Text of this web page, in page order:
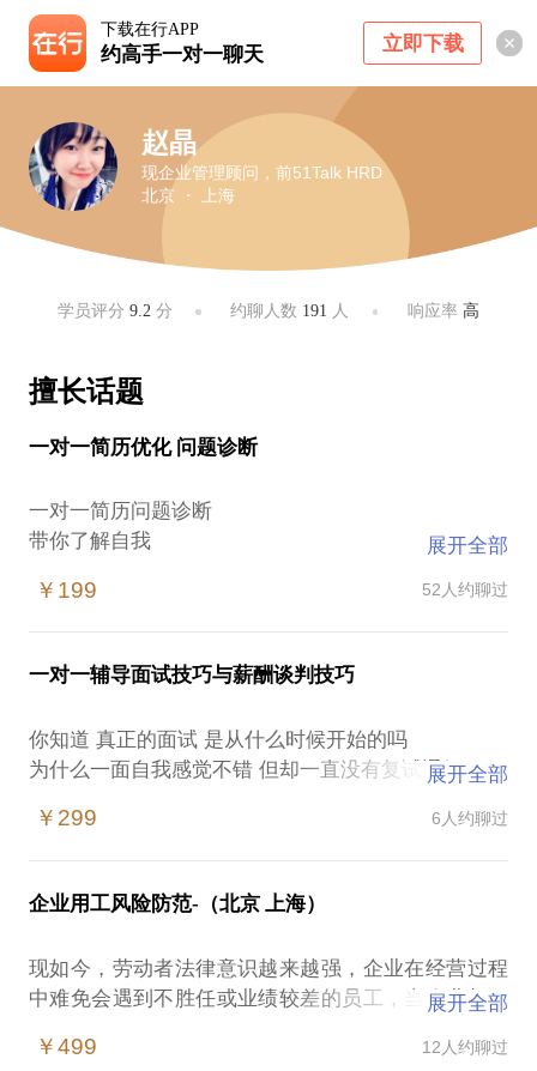
下载在行APP
约高手一对一聊天 立即下载
赵晶
现企业管理顾问，前51Talk HRD
北京 ・ 上海
学员评分9.2 分 约聊人数 191 人 响应率 高
擅长话题
一对一简历优化 问题诊断
一对一简历问题诊断
带你了解自我
发现你的过人之处 核心竞争力分析
找到你内心热爱的事业
辅导如何有效投递简历
让你的简历 不再石沉大海
定时间内帮助您寻找方向，给予帮助。
按一小时计算，金额为599元/小时；
请相信我 以20年以上的人力资源经验以及成功辅导近
千人职业生涯规划经验 带着你一起遇见未知的自己
展开全部
￥199 52人约聊过
一对一辅导面试技巧与薪酬谈判技巧
你知道 真正的面试 是从什么时候开始的吗
为什么一面自我感觉不错 但却一直没有复试通知
什么呢
面试通过后 薪酬该如何谈判 即不想薪酬报价太低 又
怕不小心报高而失去机会
20年以上人力资源经验，面试万人以上，熟悉各种面
试形式，了解HR面试潜台词，相信我，可以让你
的“被动”变主动。
展开全部
￥299 6人约聊过
企业用工风险防范-（北京 上海）
现如今，劳动者法律意识越来越强，企业在经营过程
中难免会遇到不胜任或业绩较差的员工，当企业想要
于解聘这件事，创业者分为两个类型；为了尽快结束
展开全部
￥499 12人约聊过